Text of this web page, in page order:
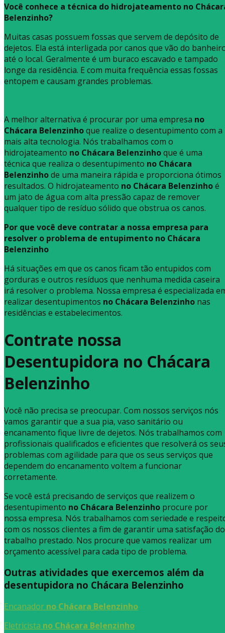
Você conhece a técnica do hidrojateamento no
Belenzinho?
Muitas casas possuem fossas que servem de depósito de
dejetos. Ela está interligada por canos que vão do
até o local. Geralmente é um buraco escavado e tampado
longe da residência. E com muita frequência essas fossas
entopem e causam grandes problemas.
A melhor alternativa é procurar por uma empresa no
Chácara Belenzinhoque realize o desentupimento com a
mais alta tecnologia. Nós trabalhamos com o
hidrojateamento no Chácara Belenzinhoque é uma
técnica que realiza o desentupimento no Chácara
Belenzinhode uma maneira rápida e proporciona ótimos
resultados. O hidrojateamento no Chácara Belenzinhoé
um jato de água com alta pressão capaz de remover
qualquer tipo de resíduo sólido que obstrua os canos.
Por que você deve contratar a nossa empresa para
resolver o problema de entupimento no Chácara
Belenzinho
Há situações em que os canos ficam tão entupidos com
gorduras e outros resíduos que nenhuma medida caseira
irá resolver o problema. Nossa empresa é especializada
realizar desentupimentos no Chácara Belenzinho nas
residências e estabelecimentos.
Contrate nossa
Desentupidora no Chácara
Belenzinho
Você não precisa se preocupar. Com nossos serviços nós
vamos garantir que a sua pia, vaso sanitário ou
encanamento fique livre de dejetos. Nós trabalhamos com
profissionais qualificados e eficientes que resolverá os
problemas com agilidade para que os seus serviços que
dependem do encanamento voltem a funcionar
corretamente.
Se você está precisando de serviços que realizem o
desentupimento no Chácara Belenzinho procure por
nossa empresa. Nós trabalhamos com seriedade e
com os nossos clientes a fim de garantir uma satisfação do
trabalho prestado. Nos procure que vamos realizar um
orçamento acessível para cada tipo de problema.
Outras atividades que exercemos além da
desentupidora no Chácara Belenzinho
Encanador no Chácara Belenzinho
Eletricista no Chácara Belenzinho